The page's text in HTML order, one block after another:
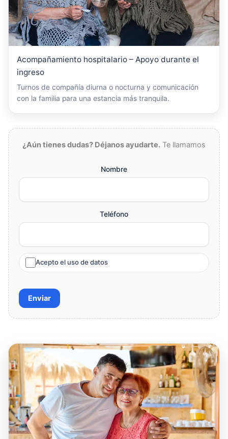
Acompañamiento hospitalario – Apoyo durante el
ingreso
Turnos de compañía diurna o nocturna y comunicación
con la familia para una estancia más tranquila.
¿Aún tienes dudas? Déjanos ayudarte. Te llamamos
Nombre
Teléfono
Acepto el uso de datos
Enviar